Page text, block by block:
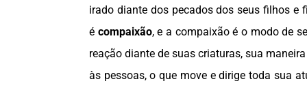
irado diante dos pecados dos seus filhos e
é compaixão, e a compaixão é o modo de
reação diante de suas criaturas, sua
às pessoas, o que move e dirige toda sua